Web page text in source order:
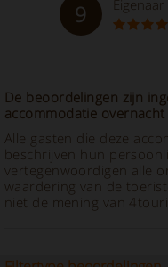
9
De beoordelingen zijn
accommodatie
Alle gasten die deze
beschrijven hun
vertegenwoordigen alle
waardering van de
niet de mening van